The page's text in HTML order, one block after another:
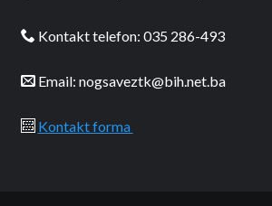
Kontakt telefon: 035 286-493
Email: nogsaveztk@bih.net.ba
Kontakt forma